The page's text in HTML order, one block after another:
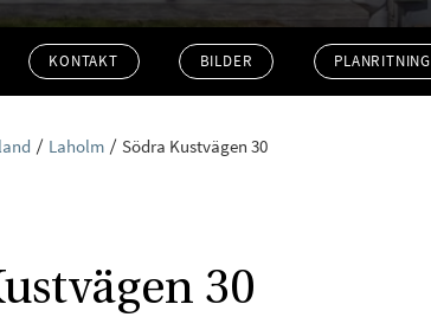
KONTAKT BILDER PLANRITNING
Laholm Södra Kustvägen 30
30